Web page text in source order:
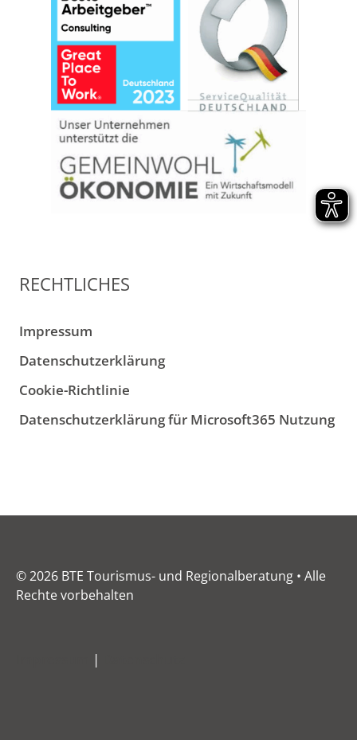
RECHTLICHES
Impressum
Datenschutzerklärung
Cookie-Richtlinie
Datenschutzerklärung für Microsoft365 Nutzung
© 2026 BTE Tourismus- und Regionalberatung • Alle
Rechte vorbehalten
|